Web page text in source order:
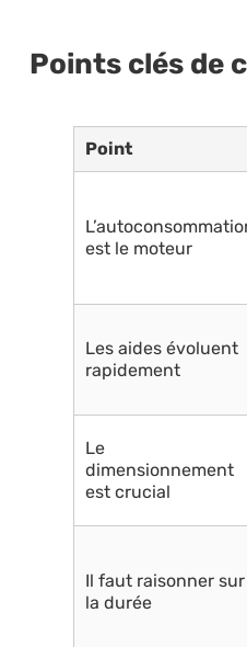
Points clés de
Point
est le moteur
Les aides évoluent
rapidement
Le
dimensionnement
est crucial
Il faut raisonner sur
la durée